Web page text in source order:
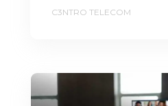
C3NTRO TELECOM